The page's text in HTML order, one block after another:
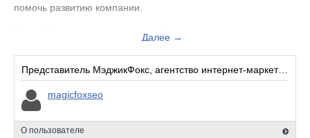
помочь развитию компании.
обслуживающим персоналом, Вы можете оставить жалобу
не только на официальном сайте www.magikfox.ru, но и
здесь. Представитель организации ответит на Ваш отзыв и
примет меры по улучшению качества предоставляемых
услуг.
адресу Москва ул. Нижегородская, д.29-33, вы можете
Далее →
Представитель МэджикФокс, агентство интернет-маркетинга:
magicfoxseo
О пользователе